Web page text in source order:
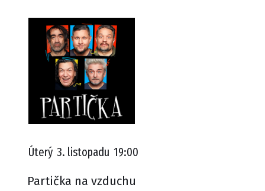
Úterý 3. listopadu 19:00
Partička na vzduchu